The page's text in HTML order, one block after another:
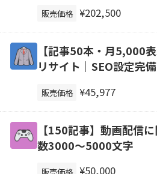
販売価格 ¥202,500
【記事50本・月5,000
リサイト｜SEO設定完
販売価格 ¥45,977
【150記事】動画配信
数3000～5000文字
販売価格 ¥50,000